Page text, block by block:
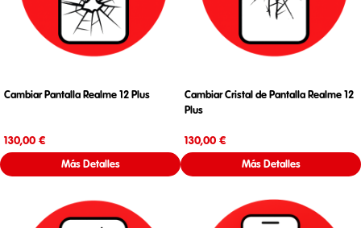
Cambiar Pantalla Realme 12 Plus
130,00 €
Más Detalles
Cambiar Cristal de Pantalla Realme 12
Plus
130,00 €
Más Detalles